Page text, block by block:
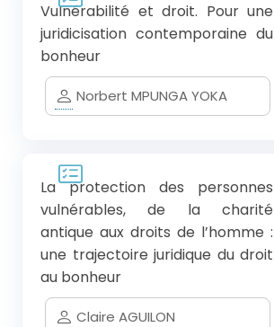
Vulnérabilité et droit. Pour une
juridicisation contemporaine du
bonheur
Norbert MPUNGA YOKA
La protection des personnes
vulnérables, de la charité
antique aux droits de l’homme :
une trajectoire juridique du droit
au bonheur
Claire AGUILON